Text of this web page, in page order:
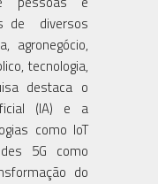
de diversos
agronegócio,
tecnologia,
destaca o
(IA) e a
como IoT
5G como
do